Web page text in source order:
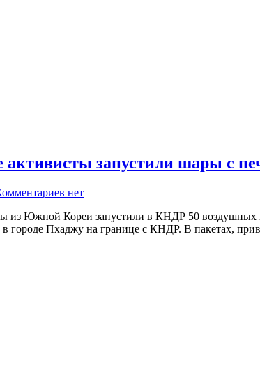
запустили шары с
нет
Южной Кореи запустили в КНДР 50 воздушных
в городе Пхаджу на границе с КНДР. В пакетах,